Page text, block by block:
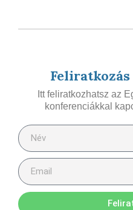
Itt feliratkozhatsz az
konferenciákkal